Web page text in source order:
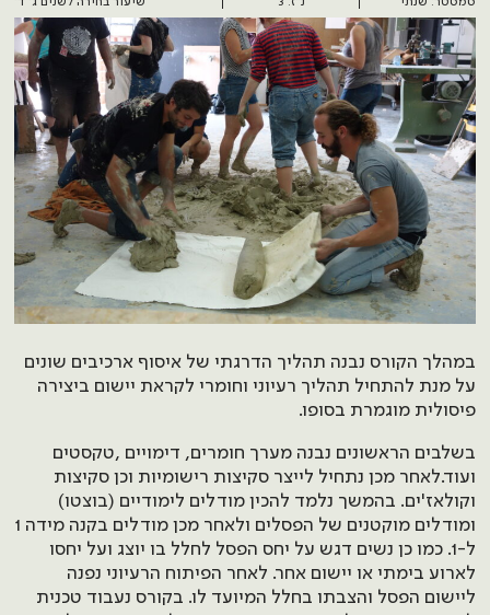
במהלך הקורס נבנה תהליך הדרגתי של איסוף ארכיבים שונים
על מנת להתחיל תהליך רעיוני וחומרי לקראת יישום ביצירה
פיסולית מוגמרת בסופו.
בשלבים הראשונים נבנה מערך חומרים, דימויים ,טקסטים
ועוד.לאחר מכן נתחיל לייצר סקיצות רישומיות וכן סקיצות
וקולאז'ים. בהמשך נלמד להכין מודלים לימודיים (בוצטו)
ומודלים מוקטנים של הפסלים ולאחר מכן מודלים בקנה מידה 1
ל-1. כמו כן נשים דגש על יחס הפסל לחלל בו יוצג ועל יחסו
לארוע בימתי או יישום אחר. לאחר הפיתוח הרעיוני נפנה
ליישום הפסל והצבתו בחלל המיועד לו. בקורס נעבוד טכנית